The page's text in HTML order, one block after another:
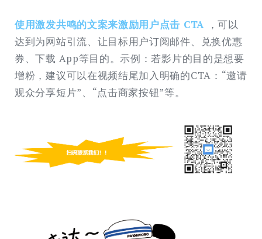
使用激发共鸣的文案来激励用户点击 CTA ，可以
达到为网站引流、让目标用户订阅邮件、兑换优惠
券、下载 App等目的。示例：若影片的目的是想要
增粉，建议可以在视频结尾加入明确的CTA：“邀请
观众分享短片”、“点击商家按钮”等。